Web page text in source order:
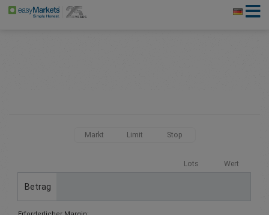
Markt Limit Stop
Lots Wert
Betrag